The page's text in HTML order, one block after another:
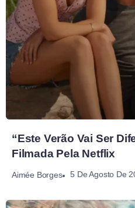
“Este Verão Vai Ser
Filmada Pela Netflix
Aimée Borges 5 De Agosto De